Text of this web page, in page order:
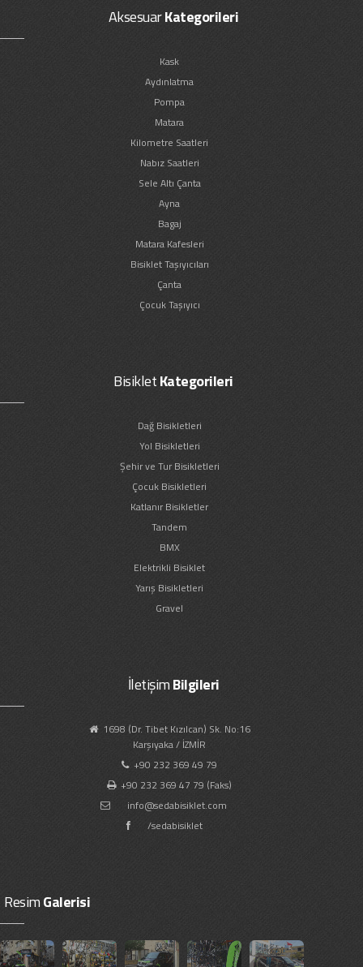
AksesuarKategorileri
Kask
Aydınlatma
Pompa
Matara
Kilometre Saatleri
Nabız Saatleri
Sele Altı Çanta
Ayna
Bagaj
Matara Kafesleri
Bisiklet Taşıyıcıları
Çanta
Çocuk Taşıyıcı
BisikletKategorileri
Dağ Bisikletleri
Yol Bisikletleri
Şehir ve Tur Bisikletleri
Çocuk Bisikletleri
Katlanır Bisikletler
Tandem
BMX
Elektrikli Bisiklet
Yarış Bisikletleri
Gravel
İletişimBilgileri
1698 (Dr. Tibet Kızılcan) Sk. No:16
Karşıyaka / İZMİR
+90 232 369 49 79
+90 232 369 47 79 (Faks)
info@sedabisiklet.com
/sedabisiklet
ResimGalerisi